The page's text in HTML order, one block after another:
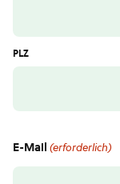
PLZ
E-Mail (erforderlich)